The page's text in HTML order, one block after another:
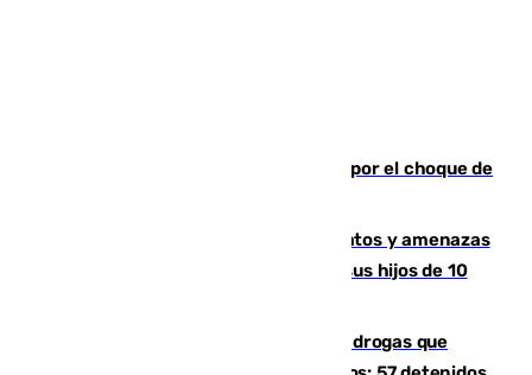
Cortado el Cercanías C-2 de Málaga por el choque de
Detenido en Estepona por malos tratos y amenazas
de muerte a su pareja en presencia de sus hijos de 10
Desarticulada una red de tráfico de drogas que